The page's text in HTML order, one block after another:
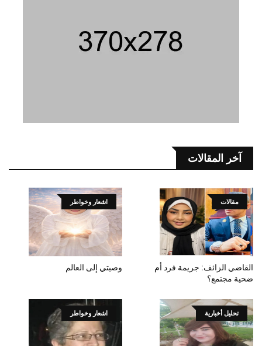
آخر المقالات
مقالات
القاضي الزائف: جريمة فرد أم
ضحية مجتمع؟
اشعار وخواطر
وصيتي إلى العالم
تحليل أخبارية اشعار وخواطر